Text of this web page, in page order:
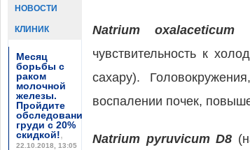
НОВОСТИ
КЛИНИК
Месяц
борьбы с
раком
молочной
железы.
Пройдите
обследование
груди с 20%
скидкой!,
22.10.2018, 13:05
Natrium oxalaceticum
чувствительность к
сахару).
воспалении почек,
Natrium pyruvicum D8